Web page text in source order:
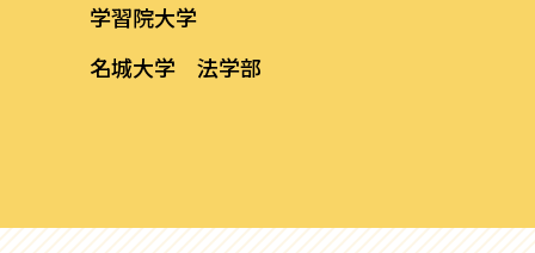
学習院大学
名城大学 法学部